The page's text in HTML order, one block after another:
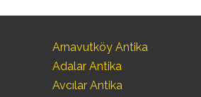
Arnavutköy Antika
Adalar Antika
Avcılar Antika